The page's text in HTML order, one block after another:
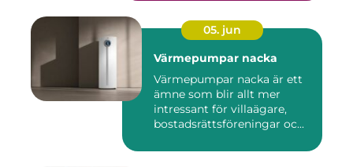
05. jun
Värmepumpar nacka
Värmepumpar nacka är ett
ämne som blir allt mer
intressant för villaägare,
bostadsrättsföreningar oc...